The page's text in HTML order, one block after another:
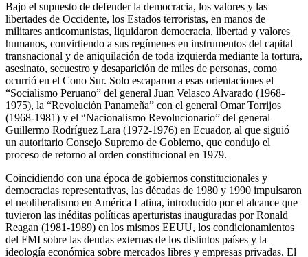
Bajo el supuesto de defender la democracia, los valores y las
libertades de Occidente, los Estados terroristas, en manos de
militares anticomunistas, liquidaron democracia, libertad y valores
humanos, convirtiendo a sus regímenes en instrumentos del capital
transnacional y de aniquilación de toda izquierda mediante la tortura,
asesinato, secuestro y desaparición de miles de personas, como
ocurrió en el Cono Sur. Solo escaparon a esas orientaciones el
“Socialismo Peruano” del general Juan Velasco Alvarado (1968-
1975), la “Revolución Panameña” con el general Omar Torrijos
(1968-1981) y el “Nacionalismo Revolucionario” del general
Guillermo Rodríguez Lara (1972-1976) en Ecuador, al que siguió
un autoritario Consejo Supremo de Gobierno, que condujo el
proceso de retorno al orden constitucional en 1979.
Coincidiendo con una época de gobiernos constitucionales y
democracias representativas, las décadas de 1980 y 1990 impulsaron
el neoliberalismo en América Latina, introducido por el alcance que
tuvieron las inéditas políticas aperturistas inauguradas por Ronald
Reagan (1981-1989) en los mismos EEUU, los condicionamientos
del FMI sobre las deudas externas de los distintos países y la
ideología económica sobre mercados libres y empresas privadas. El